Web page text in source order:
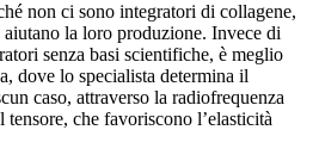
non ci sono integratori di collagene,
la loro produzione. Invece di
senza basi scientifiche, è meglio
dove lo specialista determina il
caso, attraverso la radiofrequenza
che favoriscono l’elasticità